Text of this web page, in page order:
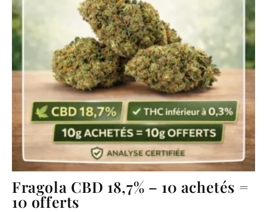
Fragola CBD 18,7% – 10 achetés =
10 offerts